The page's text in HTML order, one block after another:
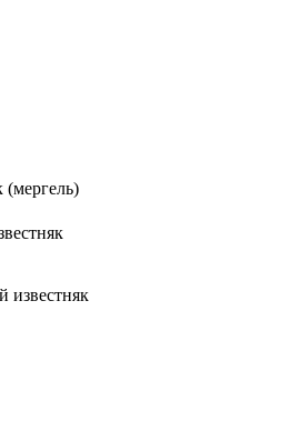
(мергель)
известняк